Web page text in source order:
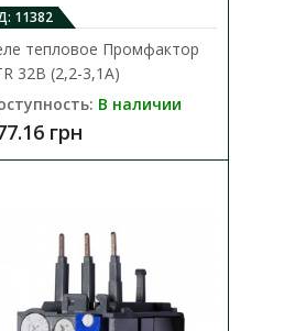
В сравнения
В закладки
11382
тепловое Промфактор
32B (2,2-3,1А)
В наличии
грн